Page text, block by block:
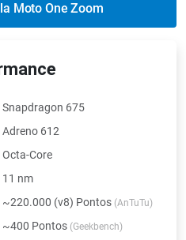
Moto One Zoom
Snapdragon 675
Adreno 612
Octa-Core
11 nm
~220.000 (v8) Pontos (AnTuTu)
~400 Pontos (Geekbench)